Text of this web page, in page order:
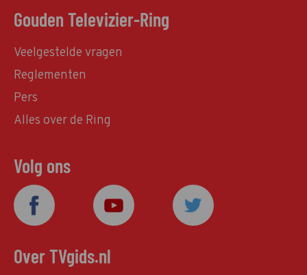
Gouden Televizier-Ring
Veelgestelde vragen
Reglementen
Pers
Alles over de Ring
Volg ons
Over TVgids.nl